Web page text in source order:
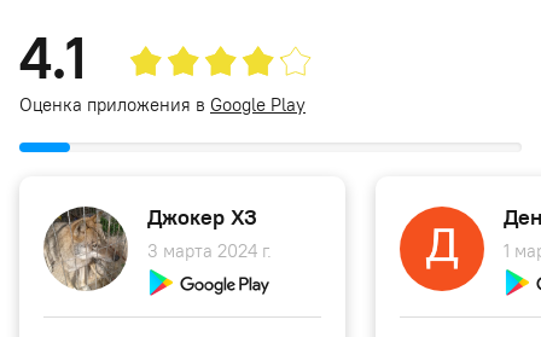
4.1
Оценка приложения в Google Play
Джокер ХЗ
3 марта 2024 г. 1